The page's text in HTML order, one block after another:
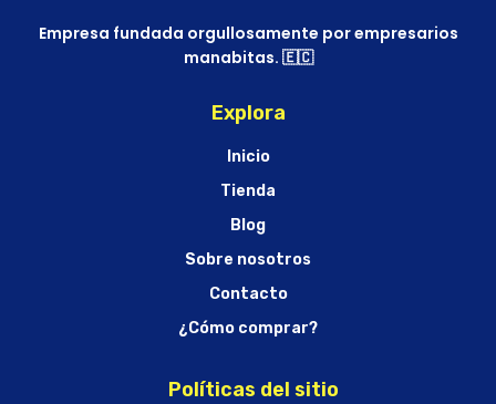
Empresa fundada orgullosamente por empresarios
manabitas. 🇪🇨
Explora
Inicio
Tienda
Blog
Sobre nosotros
Contacto
¿Cómo comprar?
Políticas del sitio